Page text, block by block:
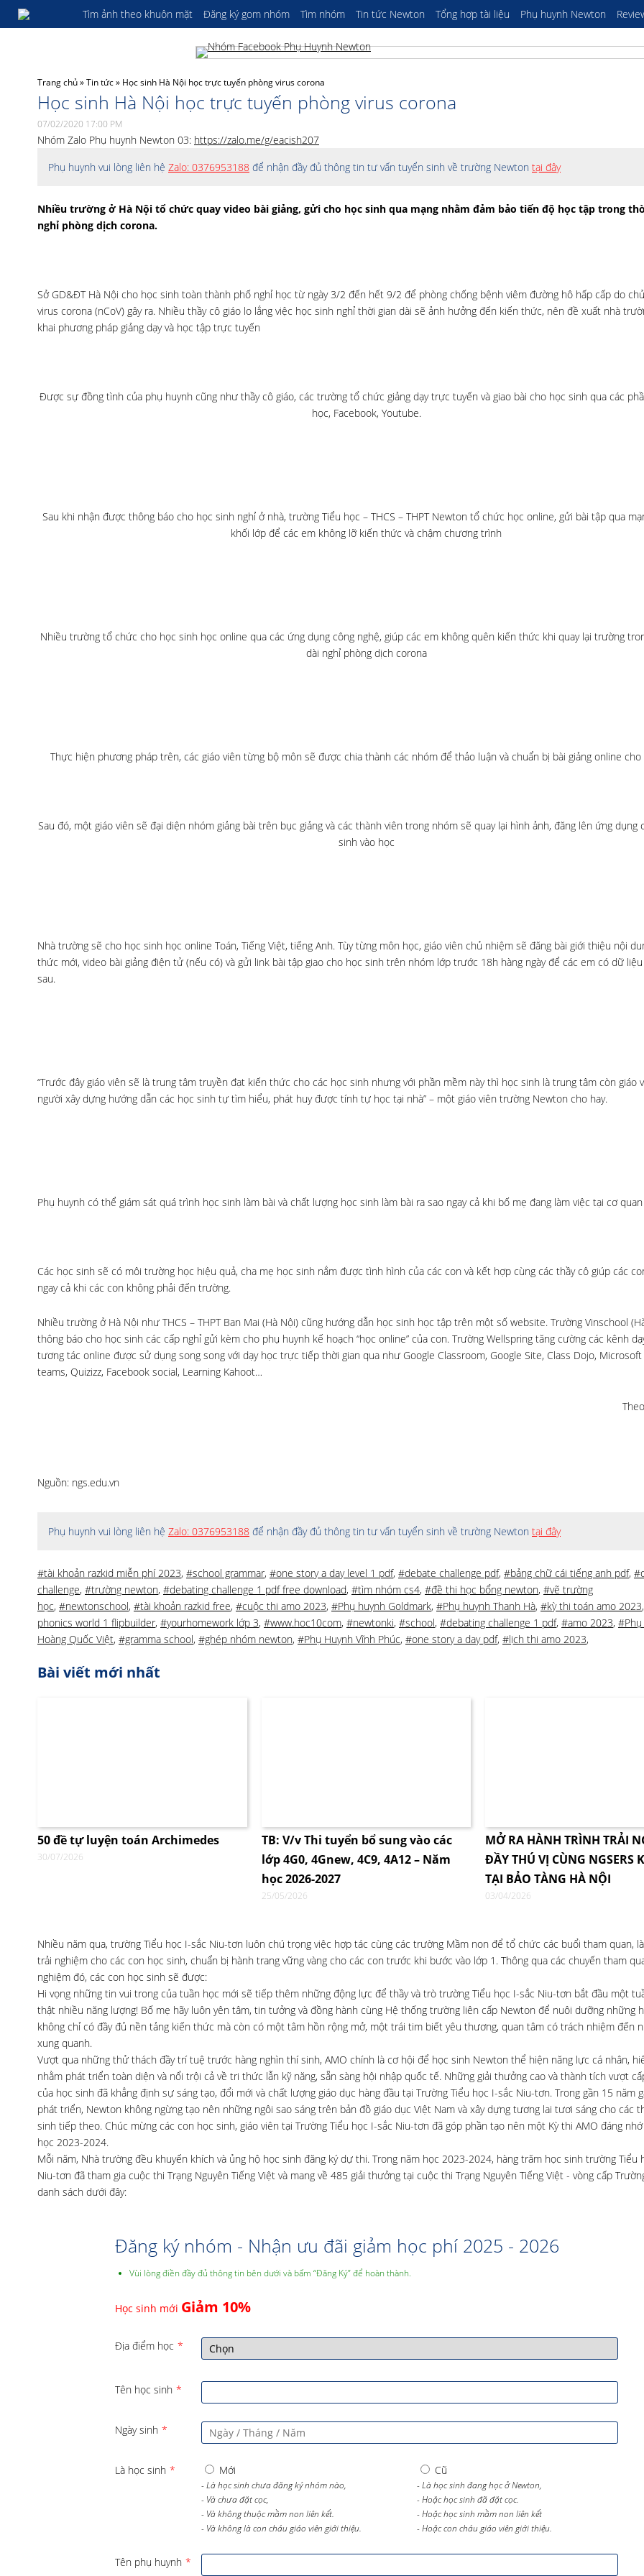
Tìm ảnh theo khuôn mặt Đăng ký gom nhóm Tìm nhóm Tin tức Newton Tổng hợp tài liệu Phụ huynh Newton
Trang chủ»Tin tức» Học sinh Hà Nội học trực tuyến phòng virus corona
Học sinh Hà Nội học trực tuyến phòng virus corona
07/02/2020 17:00 PM
Nhóm Zalo Phụ huynh Newton 03: https://zalo.me/g/eacish207
Phụ huynh vui lòng liên hệ Zalo: 0376953188 để nhận đầy đủ thông tin tư vấn tuyển sinh về trường Newton tại đây
Nhiều trường ở Hà Nội tổ chức quay video bài giảng, gửi cho học sinh qua mạng nhằm đảm bảo tiến độ học tập trong
nghỉ phòng dịch corona.
Sở GD&ĐT Hà Nội cho học sinh toàn thành phố nghỉ học từ ngày 3/2 đến hết 9/2 để phòng chống bệnh viêm đường hô hấp cấp do
virus corona (nCoV) gây ra. Nhiều thầy cô giáo lo lắng việc học sinh nghỉ thời gian dài sẽ ảnh hưởng đến kiến thức, nên đề xuất nhà
khai phương pháp giảng dạy và học tập trực tuyến
Được sự đồng tình của phụ huynh cũng như thầy cô giáo, các trường tổ chức giảng dạy trực tuyến và giao bài cho học sinh qua các
học, Facebook, Youtube.
Sau khi nhận được thông báo cho học sinh nghỉ ở nhà, trường Tiểu học – THCS – THPT Newton tổ chức học online, gửi bài tập qua
khối lớp để các em không lỡ kiến thức và chậm chương trình
Nhiều trường tổ chức cho học sinh học online qua các ứng dụng công nghệ, giúp các em không quên kiến thức khi quay lại trường
dài nghỉ phòng dịch corona
Thực hiện phương pháp trên, các giáo viên từng bộ môn sẽ được chia thành các nhóm để thảo luận và chuẩn bị bài giảng online
Sau đó, một giáo viên sẽ đại diện nhóm giảng bài trên bục giảng và các thành viên trong nhóm sẽ quay lại hình ảnh, đăng lên ứng dụng
sinh vào học
Nhà trường sẽ cho học sinh học online Toán, Tiếng Việt, tiếng Anh. Tùy từng môn học, giáo viên chủ nhiệm sẽ đăng bài giới thiệu nội
thức mới, video bài giảng điện tử (nếu có) và gửi link bài tập giao cho học sinh trên nhóm lớp trước 18h hàng ngày để các em có dữ
sau.
“Trước đây giáo viên sẽ là trung tâm truyền đạt kiến thức cho các học sinh nhưng với phần mềm này thì học sinh là trung tâm còn giáo
người xây dựng hướng dẫn các học sinh tự tìm hiểu, phát huy được tính tự học tại nhà” – một giáo viên trường Newton cho hay.
Phụ huynh có thể giám sát quá trình học sinh làm bài và chất lượng học sinh làm bài ra sao ngay cả khi bố mẹ đang làm việc tại cơ quan
Các học sinh sẽ có môi trường học hiệu quả, cha mẹ học sinh nắm được tình hình của các con và kết hợp cùng các thầy cô giúp các
ngay cả khi các con không phải đến trường.
Nhiều trường ở Hà Nội như THCS – THPT Ban Mai (Hà Nội) cũng hướng dẫn học sinh học tập trên một số website. Trường Vinschool
thông báo cho học sinh các cấp nghỉ gửi kèm cho phụ huynh kế hoạch “học online” của con. Trường Wellspring tăng cường các kênh
tương tác online được sử dụng song song với dạy học trực tiếp thời gian qua như Google Classroom, Google Site, Class Dojo,
teams, Quizizz, Facebook social, Learning Kahoot…
Nguồn: ngs.edu.vn
Phụ huynh vui lòng liên hệ Zalo: 0376953188 để nhận đầy đủ thông tin tư vấn tuyển sinh về trường Newton tại đây
#tài khoản razkid miễn phí 2023, #school grammar, #one story a day level 1 pdf, #debate challenge pdf, #bảng chữ cái tiếng anh pdf,
challenge, #trường newton, #debating challenge 1 pdf free download, #tìm nhóm cs4, #đề thi học bổng newton, #vẽ trường
học, #newtonschool, #tài khoản razkid free, #cuộc thi amo 2023, #Phụ huynh Goldmark, #Phụ huynh Thanh Hà, #kỳ thi toán amo 2023,
phonics world 1 flipbuilder, #yourhomework lớp 3, #www.hoc10com, #newtonki, #school, #debating challenge 1 pdf, #amo 2023,
Hoàng Quốc Việt, #gramma school, #ghép nhóm newton, #Phụ Huynh Vĩnh Phúc, #one story a day pdf, #lịch thi amo 2023,
Bài viết mới nhất
50 đề tự luyện toán Archimedes
30/07/2026
TB: V/v Thi tuyển bổ sung vào các
lớp 4G0, 4Gnew, 4C9, 4A12 – Năm
học 2026-2027
25/05/2026
MỞ RA HÀNH TRÌNH TRẢI
ĐẦY THÚ VỊ CÙNG NGSERS
TẠI BẢO TÀNG HÀ NỘI
03/04/2026
Nhiều năm qua, trường Tiểu học I-sắc Niu-tơn luôn chú trọng việc hợp tác cùng các trường Mầm non để tổ chức các buổi tham quan,
trải nghiệm cho các con học sinh, chuẩn bị hành trang vững vàng cho các con trước khi bước vào lớp 1. Thông qua các chuyến tham
nghiệm đó, các con học sinh sẽ được:
Hi vọng những tin vui trong của tuần học mới sẽ tiếp thêm những động lực để thầy và trò trường Tiểu học I-sắc Niu-tơn bắt đầu một
thật nhiều năng lượng! Bố mẹ hãy luôn yên tâm, tin tưởng và đồng hành cùng Hệ thống trường liên cấp Newton để nuôi dưỡng những
không chỉ có đầy đủ nền tảng kiến thức mà còn có một tâm hồn rộng mở, một trái tim biết yêu thương, quan tâm có trách nhiệm đến
xung quanh.
Vượt qua những thử thách đầy trí tuệ trước hàng nghìn thí sinh, AMO chính là cơ hội để học sinh Newton thể hiện năng lực cá nhân,
nhằm phát triển toàn diện và nổi trội cả về tri thức lẫn kỹ năng, sẵn sàng hội nhập quốc tế. Những giải thưởng cao và thành tích vượt
của học sinh đã khẳng định sự sáng tạo, đổi mới và chất lượng giáo dục hàng đầu tại Trường Tiểu học I-sắc Niu-tơn. Trong gần 15 năm
phát triển, Newton không ngừng tạo nên những ngôi sao sáng trên bản đồ giáo dục Việt Nam và xây dựng tương lai tươi sáng cho các
sinh tiếp theo. Chúc mừng các con học sinh, giáo viên tại Trường Tiểu học I-sắc Niu-tơn đã góp phần tạo nên một Kỳ thi AMO đáng
học 2023-2024.
Mỗi năm, Nhà trường đều khuyến khích và ủng hộ học sinh đăng ký dự thi. Trong năm học 2023-2024, hàng trăm học sinh trường Tiểu
Niu-tơn đã tham gia cuộc thi Trạng Nguyên Tiếng Việt và mang về 485 giải thưởng tại cuộc thi Trạng Nguyên Tiếng Việt - vòng cấp
danh sách dưới đây:
Đăng ký nhóm - Nhận ưu đãi giảm học phí 2025 - 2026
Vùi lòng điền đầy đủ thông tin bên dưới và bấm “Đăng Ký” để hoàn thành.
Học sinh mới Giảm 10%
Địa điểm học *
Tên học sinh *
Ngày sinh *
Là học sinh * Mới
- Là học sinh chưa đăng ký nhóm nào,
- Và chưa đặt cọc,
- Và không thuộc mầm non liên kết.
- Và không là con cháu giáo viên giới thiệu.
Cũ
- Là học sinh đang học ở Newton,
- Hoặc học sinh đã đặt cọc.
- Hoặc học sinh mầm non liên kết
- Hoặc con cháu giáo viên giới thiệu.
Tên phụ huynh *